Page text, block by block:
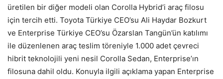
üretilen bir diğer modeli olan Corolla Hybrid’i araç filosu
için tercih etti. Toyota Türkiye CEO’su Ali Haydar Bozkurt
ve Enterprise Türkiye CEO’su Özarslan Tangün’ün katılımı
ile düzenlenen araç teslim töreniyle 1.000 adet çevreci
hibrit teknolojili yeni nesil Corolla Sedan, Enterprise’ın
filosuna dahil oldu. Konuyla ilgili açıklama yapan Enterprise